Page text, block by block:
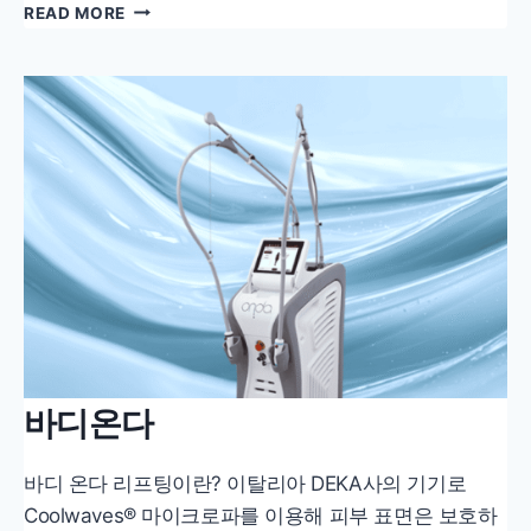
READ MORE 제
주
사
바디온다
바디 온다 리프팅이란? 이탈리아 DEKA사의 기기로
Coolwaves® 마이크로파를 이용해 피부 표면은 보호하